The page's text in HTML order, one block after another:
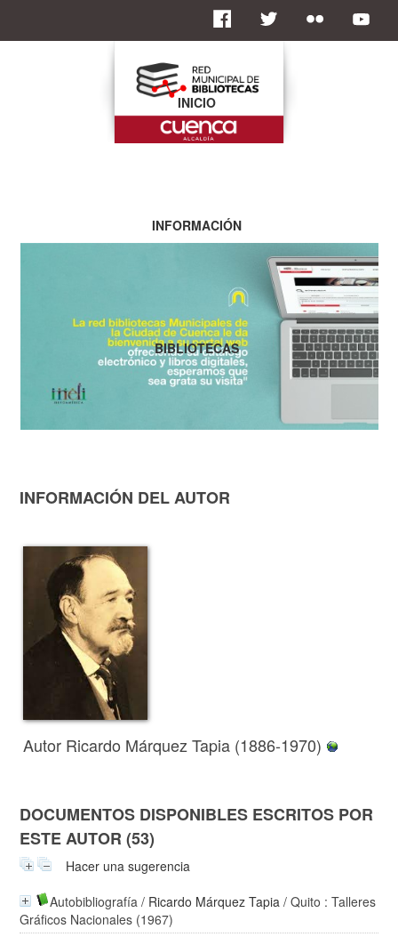
INFORMACIÓN DEL AUTOR
Autor Ricardo Márquez Tapia (1886-1970)
DOCUMENTOS DISPONIBLES ESCRITOS POR
ESTE AUTOR (53)
Hacer una sugerencia
Autobibliografía / Ricardo Márquez Tapia / Quito : Talleres
Gráficos Nacionales (1967)
INICIO
INFORMACIÓN
BIBLIOTECAS